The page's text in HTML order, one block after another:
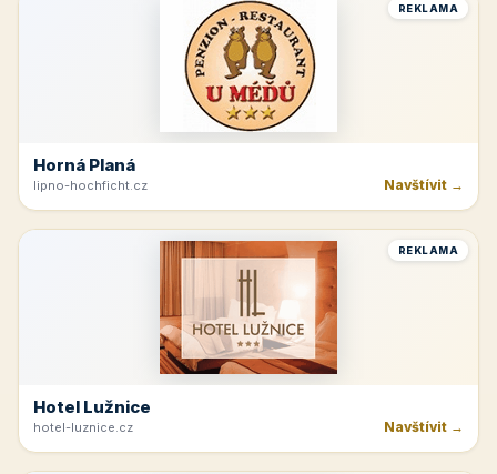
REKLAMA
Horná Planá
lipno-hochficht.cz Navštívit →
REKLAMA
Hotel Lužnice
hotel-luznice.cz Navštívit →